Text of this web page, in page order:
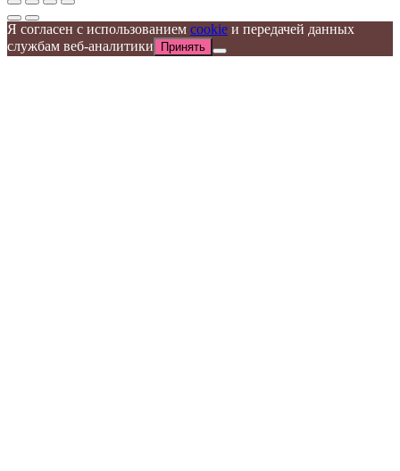
Я согласен с использованием cookie и передачей данных
службам веб-аналитики
Принять